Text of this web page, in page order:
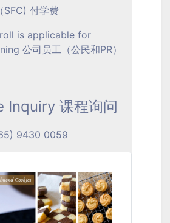
SFC) 付学费
is applicable for
公司员工（公民和PR）
Inquiry 课程询问
9430 0059